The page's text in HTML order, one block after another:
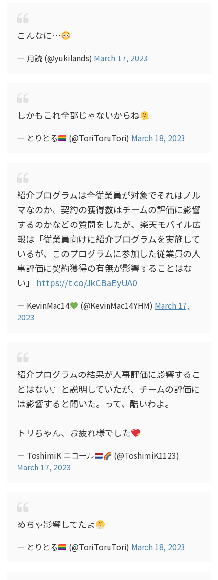
こんなに…
— 月読 (@yukilands) March 17, 2023
しかもこれ全部じゃないからね
— とりとる (@ToriToruTori) March 18, 2023
紹介プログラムは全従業員が対象でそれはノル
マなのか、契約の獲得数はチームの評価に影響
するのかなどの質問をしたが、楽天モバイル広
報は「従業員向けに紹介プログラムを実施して
いるが、このプログラムに参加した従業員の人
事評価に契約獲得の有無が影響することはな
い」 https://t.co/JkCBaEyUA0
— KevinMac14 (@KevinMac14YHM) March 17,
2023
紹介プログラムの結果が人事評価に影響するこ
とはない』と説明していたが、チームの評価に
は影響すると聞いた。って、酷いわよ。
トリちゃん、お疲れ様でした
— ToshimiK ニコール
(@ToshimiK1123)
March 17, 2023
めちゃ影響してたよ
— とりとる (@ToriToruTori) March 18, 2023